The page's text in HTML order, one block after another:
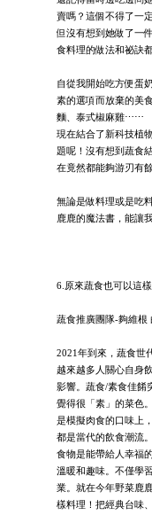
賣嗎？這個不得了一
但沒有想到她做了一
食料理的做法和祕訣
自從我開始吃方便蛋
素的選項而放棄的美
麵、泰式椒麻雞⋯⋯
現在結合了新科技植
題呢！沒有想到蔬食
在竟然都能夠游刃有
無論是做料理或是吃
鹿鹿的魔法書，能讓
6.原來蔬食也可以這
蔬食推廣團隊-夠維根
2021年到來，蔬食世
越來越多人關心自身
影響。蔬食/素食佳餚
覺得很「素」的菜色
是模擬肉食的口味上
都是當代的飲食潮流。
食物是能帶給人幸福
溫暖和趣味。不僅學
業。就在今年野菜鹿
樣料理！把經典台味